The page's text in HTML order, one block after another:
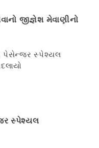
જીજ્ઞેશ મેવાણીનો
સ્પેશ્યલ